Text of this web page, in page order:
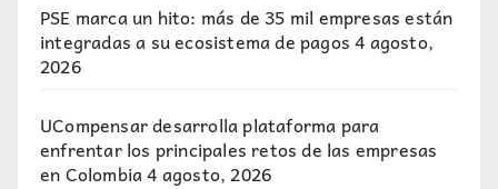
PSE marca un hito: más de 35 mil empresas están
integradas a su ecosistema de pagos 4 agosto,
2026
UCompensar desarrolla plataforma para
enfrentar los principales retos de las empresas
en Colombia4 agosto, 2026